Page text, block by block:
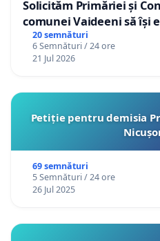
Solicităm Primăriei și
comunei Vaideeni să își
atribuțiile legale și să
cetățenilor în raport cu
serviciului de apă!
20 semnături
6 Semnături / 24 ore
21 Jul 2026
Petiție pentru demisia
69 semnături
5 Semnături / 24 ore
26 Jul 2025